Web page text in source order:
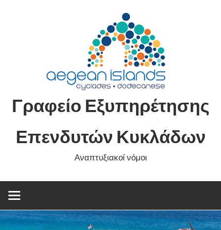
Γραφείο Εξυπηρέτησης
Επενδυτών Κυκλάδων
Αναπτυξιακοί νόμοι